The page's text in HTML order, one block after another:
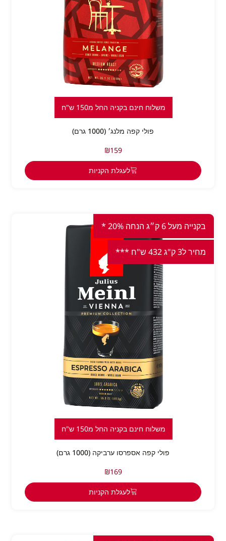
משלוח חינם בקניה החל מ150 ש"ח
פולי קפה מלנג׳ (1000 גרם)
₪159
לעגלת הקניות
בקנייה מעל 6 ק״ג הנחה 20% *
מחיר ל3 ק"ג 432 ש"ח ***
משלוח חינם בקניה החל מ150 ש"ח
פולי קפה אספרסו ערביקה (1000 גרם)
₪169
לעגלת הקניות